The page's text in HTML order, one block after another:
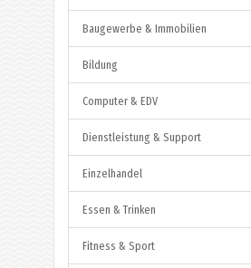
Baugewerbe & Immobilien
Bildung
Computer & EDV
Dienstleistung & Support
Einzelhandel
Essen & Trinken
Fitness & Sport